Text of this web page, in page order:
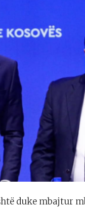
duke mbajtur